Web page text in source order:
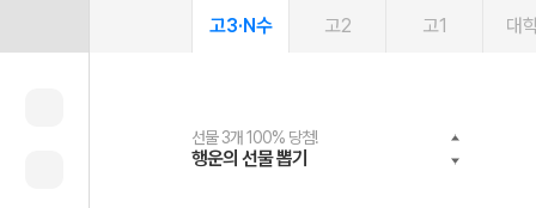
고3·N수 고2 고1 대
선물 3개 100% 당첨!
행운의 선물 뽑기
선물 100% 증정!
메가스터디 X 올리브
여름방학 스터디 캐시백
메가런 썸머스쿨
2027 러셀 단과
강사 공개선발
스마트러닝앱
설문 EVENT
메가패스
3일 무료 체험권
메가패스 수강생 무료혜택!
메가클럽 멤버십
사회공헌 캠페인
희망이룸 메가나눔